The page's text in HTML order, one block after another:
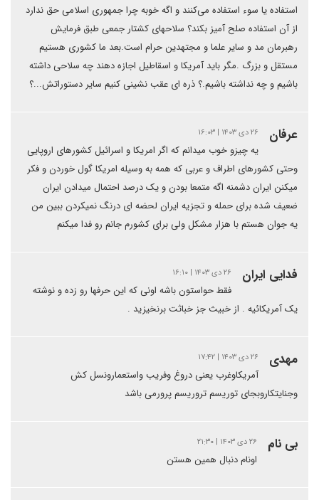
استفاده یا سوء استفاده می‌کنند و اگه خوبه چرا جمهوری اسلامی حق ندارد
از آن استفاده صلح آمیز بکند؟ سلاحهای کشتار جمعی طبق فرمایش
رهبرمان مد و سایر علما و مجتهدین حرام است.بعد ما‌ کشوری هستیم‌
مستقل و بزرگ .مگر باید آمریکا و اسقاطیل اجازه دهند چه سلاحی داشته
باشیم و چه نداشته باشیم.؟ ذره ای عقب نشینی کنیم سایر دستوراتش...؟
عرفان ۲۶ دی ۱۴۰۳ | ۱۶:۰۳
یه چیزو خوب میدانم که اگر امریکا و اسرائیل کشورهای اروپایی
وحتی کشورهای اطراف و عربی که همه به وسیله امریکا گول خوردن و فکر
میکنن ایران دشمنه اگه متمعا بودن و یک درصد احتمال میدادن ایران
ضعیف شده برای حمله و تجزیه ایران لحضه ای درنگ نمیکردن ببین من
یه جوان هستم با هزار مشکل ولی برای کشورم جانم رو فدا میکنم
فدایی ایران ۲۶ دی ۱۴۰۳ | ۱۶:۱۰
فقط حواستون باشه اونی که این حرفها رو زده و نوشته
یک آمریکائیه . از خبیث جز خباثت برنخیزید .
مهدی ۲۶ دی ۱۴۰۳ | ۱۷:۴۲
آمریکاوغرب یعنی دروغ وفریب واستعمارونسل کش
وجنایتکاروبجای توریسم تروریسم پرورمی باشد
بی نام ۲۶ دی ۱۴۰۳ | ۲۱:۳۰
اونام دنبال همین هستن